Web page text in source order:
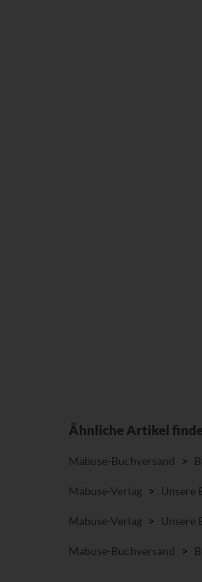
Ähnliche Artikel
Mabuse-Buchversand >
Mabuse-Verlag > Unsere
Mabuse-Verlag > Unsere
Mabuse-Buchversand >